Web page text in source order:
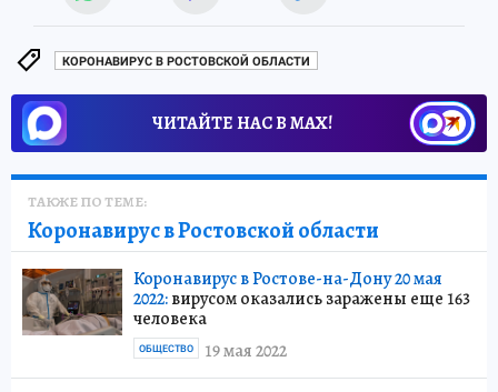
КОРОНАВИРУС В РОСТОВСКОЙ ОБЛАСТИ
ЧИТАЙТЕ НАС В МАХ!
ТАКЖЕ ПО ТЕМЕ:
Коронавирус в Ростовской области
Коронавирус в Ростове-на-Дону 20 мая
2022:вирусом оказались заражены еще 163
человека
19 мая 2022
ОБЩЕСТВО